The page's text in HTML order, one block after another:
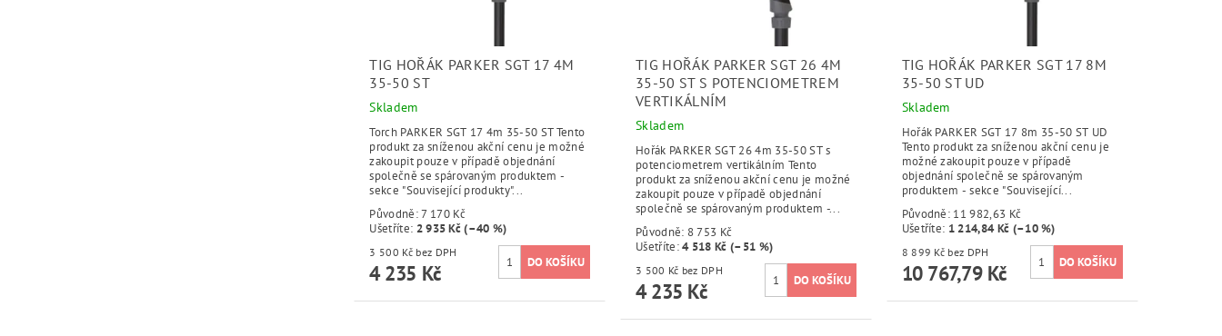
TIG HOŘÁK PARKER SGT 17 4M
35-50 ST
Skladem
Torch PARKER SGT 17 4m 35-50 ST Tento
produkt za sníženou akční cenu je možné
zakoupit pouze v případě objednání
společně se spárovaným produktem -
sekce "Související produkty"...
Původně:7 170 Kč
Ušetříte: 2 935 Kč (–40 %)
3 500 Kč bez DPH
4 235 Kč
TIG HOŘÁK PARKER SGT 26 4M
35-50 ST S POTENCIOMETREM
VERTIKÁLNÍM
Skladem
Hořák PARKER SGT 26 4m 35-50 ST s
potenciometrem vertikálním Tento
produkt za sníženou akční cenu je možné
zakoupit pouze v případě objednání
společně se spárovaným produktem -...
Původně: 8 753 Kč
Ušetříte:4 518 Kč (–51 %)
3 500 Kč bez DPH
4 235 Kč
TIG HOŘÁK PARKER SGT 17 8M
35-50 ST UD
Skladem
Hořák PARKER SGT 17 8m 35-50 ST UD
Tento produkt za sníženou akční cenu je
možné zakoupit pouze v případě
objednání společně se spárovaným
produktem - sekce "Související...
Původně: 11 982,63 Kč
Ušetříte: 1 214,84 Kč (–10 %)
8 899 Kč bez DPH
10 767,79 Kč